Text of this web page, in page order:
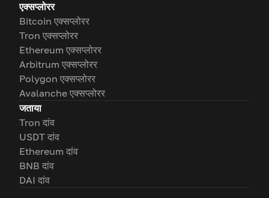
एक्सप्लोरर
Bitcoin एक्सप्लोरर
Tron एक्सप्लोरर
Ethereum एक्सप्लोरर
Arbitrum एक्सप्लोरर
Polygon एक्सप्लोरर
Avalanche एक्सप्लोरर
जताया
Tron दांव
USDT दांव
Ethereum दांव
BNB दांव
DAI दांव